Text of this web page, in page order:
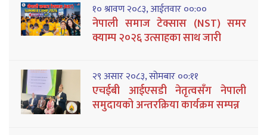
१० श्रावण २०८३, आईतवार ००:००
नेपाली समाज टेक्सास (NST) समर
क्याम्प २०२६ उत्साहका साथ जारी
२९ असार २०८३, सोमबार ००:११
एचईबी आईएसडी नेतृत्वसँग नेपाली
समुदायको अन्तरक्रिया कार्यक्रम सम्पन्न